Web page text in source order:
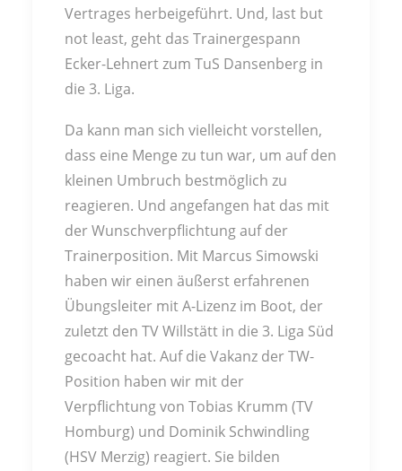
Vertrages herbeigeführt. Und, last but
not least, geht das Trainergespann
Ecker-Lehnert zum TuS Dansenberg in
die 3. Liga.
Da kann man sich vielleicht vorstellen,
dass eine Menge zu tun war, um auf den
kleinen Umbruch bestmöglich zu
reagieren. Und angefangen hat das mit
der Wunschverpflichtung auf der
Trainerposition. Mit Marcus Simowski
haben wir einen äußerst erfahrenen
Übungsleiter mit A-Lizenz im Boot, der
zuletzt den TV Willstätt in die 3. Liga Süd
gecoacht hat. Auf die Vakanz der TW-
Position haben wir mit der
Verpflichtung von Tobias Krumm (TV
Homburg) und Dominik Schwindling
(HSV Merzig) reagiert. Sie bilden